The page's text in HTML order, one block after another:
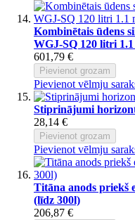
Kombinētais ūdens
WGJ-SQ 120 litri
601,79 €
Pievienot grozam
Pievienot vēlmju
Stiprinājumi
28,14 €
Pievienot grozam
Pievienot vēlmju
Titāna anods priekš
(līdz 300l)
206,87 €